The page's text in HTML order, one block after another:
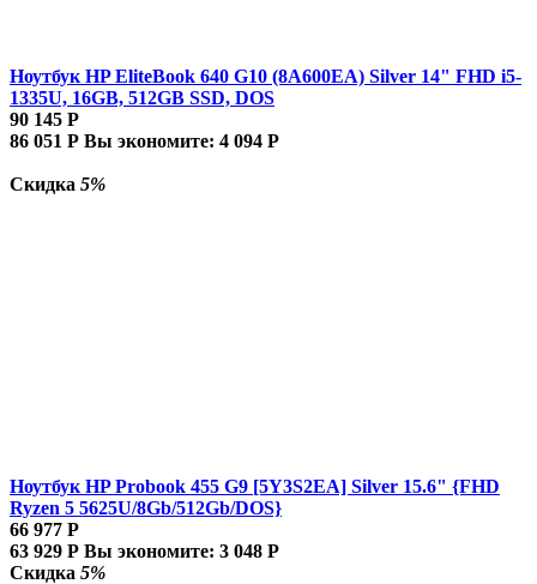
Ноутбук HP EliteBook 640 G10 (8A600EA) Silver 14" FHD i5-
1335U, 16GB, 512GB SSD, DOS
90 145 Р
86 051 Р Вы экономите: 4 094 Р
Скидка 5%
Ноутбук HP Probook 455 G9 [5Y3S2EA] Silver 15.6" {FHD
Ryzen 5 5625U/8Gb/512Gb/DOS}
66 977 Р
63 929 Р Вы экономите: 3 048 Р
Скидка 5%